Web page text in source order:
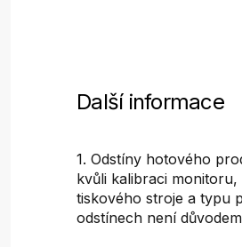
Další informace
1. Odstíny hotového
kvůli kalibraci
tiskového stroje a typu
odstínech není